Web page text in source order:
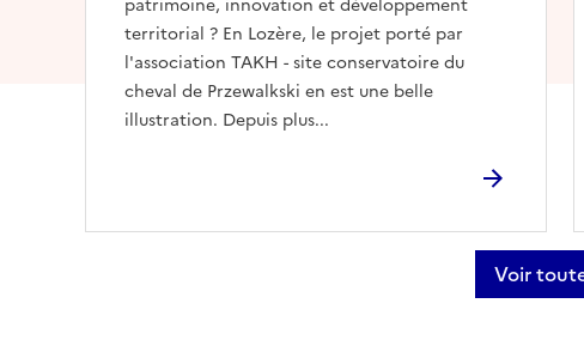
patrimoine, innovation et développement
territorial ? En Lozère, le projet porté par
l'association TAKH - site conservatoire du
cheval de Przewalkski en est une belle
illustration. Depuis plus...
Voir